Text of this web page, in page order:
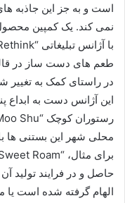
است و به جز این جاذبه
نمی کند. یک کمپین
طعم های دست ساز در
در راستای کمک به
این آژانس دست به ابداع
محلی شهر این بستنی ها
حاصل و در فرایند تولید
الهام گرفته شده است یا